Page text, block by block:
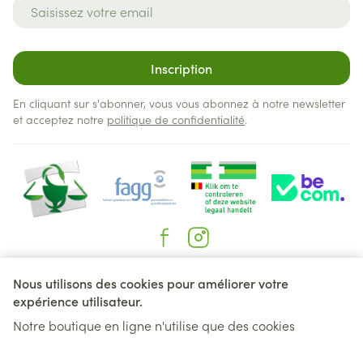
Nous utilisons des cookies pour améliorer votre
expérience utilisateur.
Notre boutique en ligne n'utilise que des cookies
Inscription
En cliquant sur s'abonner, vous vous abonnez à notre newsletter
et acceptez notre politique de confidentialité.
Liens légaux